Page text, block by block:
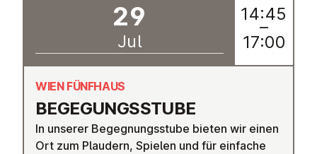
BEGE­GUNGSS­TUBE
WIEN FÜNFHAUS
In unserer Begegnungsstube bieten wir einen
Ort zum Plaudern, Spielen und für einfache
29
Jul
14:45
–
17:00